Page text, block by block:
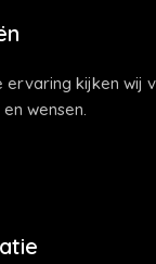
ervaring kijken wij
wensen.